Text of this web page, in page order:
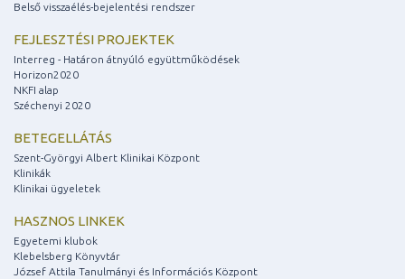
Belső visszaélés-bejelentési rendszer
FEJLESZTÉSI PROJEKTEK
Interreg - Határon átnyúló együttműködések
Horizon2020
NKFI alap
Széchenyi 2020
BETEGELLÁTÁS
Szent-Györgyi Albert Klinikai Központ
Klinikák
Klinikai ügyeletek
HASZNOS LINKEK
Egyetemi klubok
Klebelsberg Könyvtár
József Attila Tanulmányi és Információs Központ